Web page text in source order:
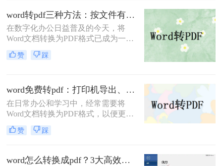
word转pdf三种方法：按文件有没有图片和公式分开选！
在数字化办公日益普及的今天，将
Word文档转换为PDF格式已成为一项
基本且重要的技能。PDF格式因其跨
平台兼容性、格式稳定性和安全性，
三种将Word转换为PDF的方法。
赞 踩
word免费转pdf：打印机导出、Word自带、在线工具三选一！
在日常办公和学习中，经常需要将
Word文档转换为PDF格式，以便更好
地分享、打印或存档。那么word怎么
转换成pdf免费呢？本文将介绍三种免
赞 踩
word怎么转换成pdf？3大高效方法详解，职场人必备技能！